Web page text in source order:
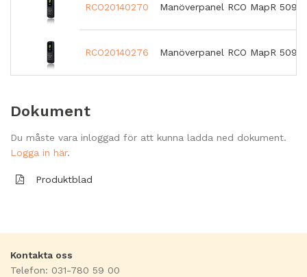
RCO20140270 Manöverpanel RCO MapR 509
RCO20140276 Manöverpanel RCO MapR 509
Dokument
Du måste vara inloggad för att kunna ladda ned dokument.
Logga in här.
Produktblad
Kontakta oss
Telefon: 031-780 59 00